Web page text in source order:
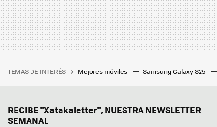
TEMAS DE INTERÉS Mejores móviles Samsung Galaxy S25
RECIBE "Xatakaletter", NUESTRA NEWSLETTER
SEMANAL